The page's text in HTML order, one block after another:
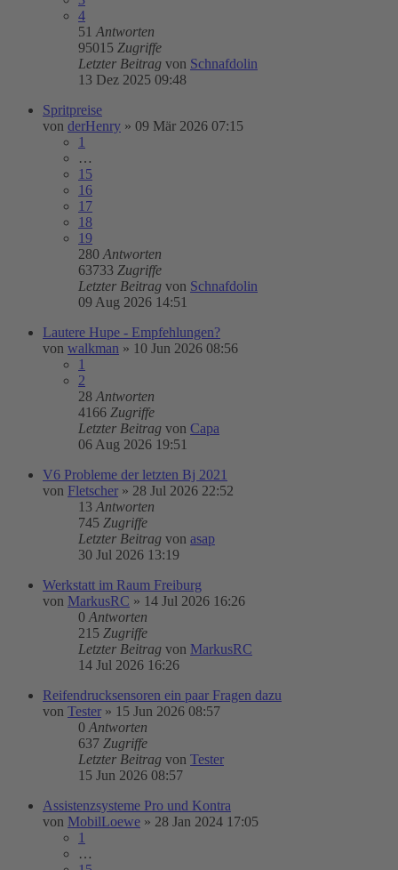
4
51 Antworten
95015 Zugriffe
Letzter Beitrag von Schnafdolin
13 Dez 2025 09:48
Spritpreise
von derHenry » 09 Mär 2026 07:15
1
…
15
16
17
18
19
280 Antworten
63733 Zugriffe
Letzter Beitrag von Schnafdolin
09 Aug 2026 14:51
Lautere Hupe - Empfehlungen?
von walkman » 10 Jun 2026 08:56
1
2
28 Antworten
4166 Zugriffe
Letzter Beitrag von Capa
06 Aug 2026 19:51
V6 Probleme der letzten Bj 2021
von Fletscher » 28 Jul 2026 22:52
13 Antworten
745 Zugriffe
Letzter Beitrag von asap
30 Jul 2026 13:19
Werkstatt im Raum Freiburg
von MarkusRC » 14 Jul 2026 16:26
0 Antworten
215 Zugriffe
Letzter Beitrag von MarkusRC
14 Jul 2026 16:26
Reifendrucksensoren ein paar Fragen dazu
von Tester » 15 Jun 2026 08:57
0 Antworten
637 Zugriffe
Letzter Beitrag von Tester
15 Jun 2026 08:57
Assistenzsysteme Pro und Kontra
von MobilLoewe » 28 Jan 2024 17:05
1
…